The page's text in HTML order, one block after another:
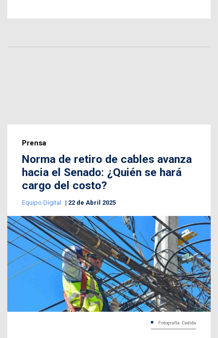
Prensa
Norma de retiro de cables avanza
hacia el Senado: ¿Quién se hará
cargo del costo?
Equipo Digital 22 de Abril 2025
Fotografía: Cedida